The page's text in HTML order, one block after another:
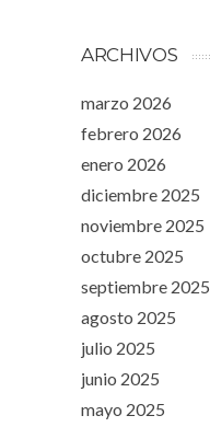
ARCHIVOS
marzo 2026
febrero 2026
enero 2026
diciembre 2025
noviembre 2025
octubre 2025
septiembre 2025
agosto 2025
julio 2025
junio 2025
mayo 2025